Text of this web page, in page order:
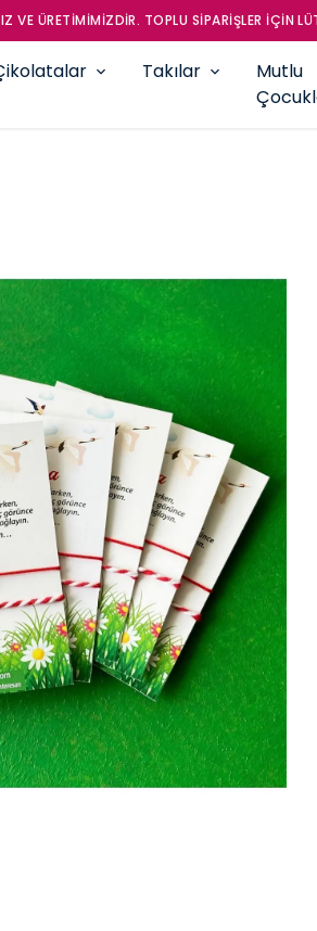
VE ÜRETİMİMİZDİR. TOPLU SİPARİŞLER İÇİN
Takılar
Mutlu